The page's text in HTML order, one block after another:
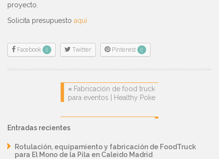
proyecto.
Solicita presupuesto aquí
Facebook 0 Twitter Pinterest 0
« Fabricación de food truck
para eventos | Healthy Poke
Entradas recientes
Rotulación, equipamiento y fabricación de FoodTruck
para El Mono de la Pila en Caleido Madrid